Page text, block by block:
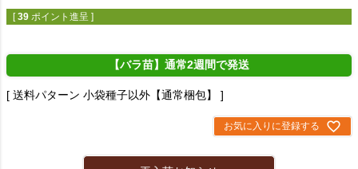
[ 39 ポイント進呈 ]
【バラ苗】通常2週間で発送
送料パターン 小袋種子以外【通常梱包】
お気に入りに登録する